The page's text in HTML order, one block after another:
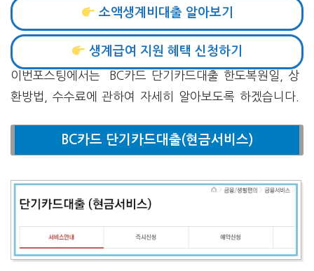
소액생계비대출 알아보기
생계급여 지원 혜택 신청하기
이번포스팅에서는 BC카드 단기카드대출 한도복원일, 상
환방법, 수수료에 관하여 자세히 알아보도록 하겠습니다.
BC카드 단기카드대출(현금서비스)